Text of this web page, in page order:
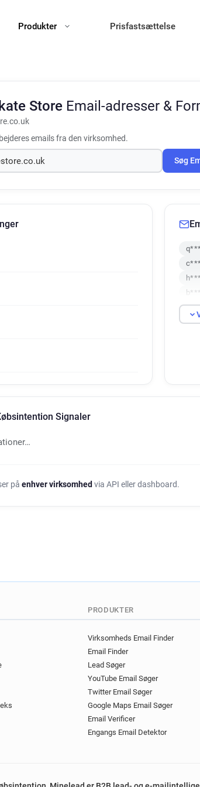
Produkter Prisfastsættelse
Store Email-adresser &
emails fra den virksomhed.
Søg
Signaler
på enhver virksomhed via API eller dashboard.
PRODUKTER
Virksomheds Email Finder
Email Finder
Lead Søger
YouTube Email Søger
Twitter Email Søger
Google Maps Email Søger
Email Verificer
Engangs Email Detektor